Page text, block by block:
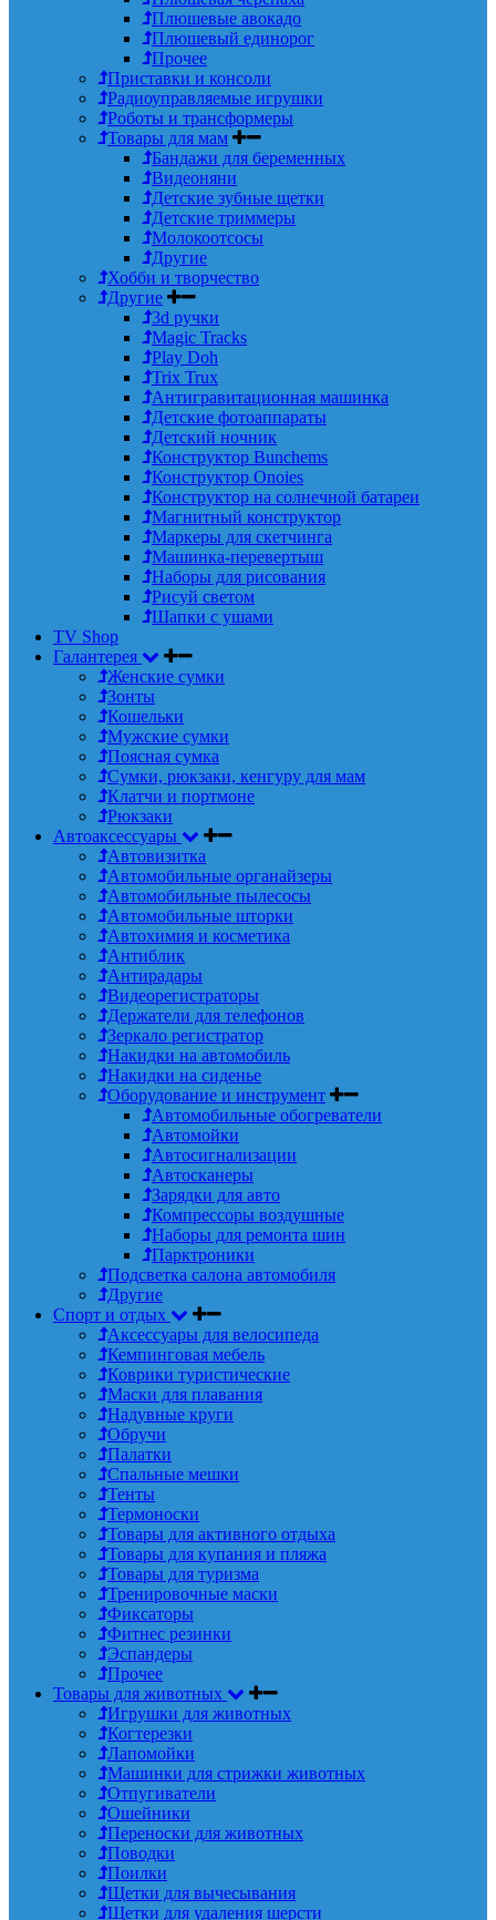
Плюшевые авокадо
Плюшевый единорог
Прочее
Приставки и консоли
Радиоуправляемые игрушки
Роботы и трансформеры
Товары для мам
Бандажи для беременных
Видеоняни
Детские зубные щетки
Детские триммеры
Молокоотсосы
Другие
Хобби и творчество
Другие
3d ручки
Magic Tracks
Play Doh
Trix Trux
Антигравитационная машинка
Детские фотоаппараты
Детский ночник
Конструктор Bunchems
Конструктор Onoies
Конструктор на солнечной батареи
Магнитный конструктор
Маркеры для скетчинга
Машинка-перевертыш
Наборы для рисования
Рисуй светом
Шапки с ушами
TV Shop
Галантерея
Женские сумки
Зонты
Кошельки
Мужские сумки
Поясная сумка
Сумки, рюкзаки, кенгуру для мам
Клатчи и портмоне
Рюкзаки
Автоаксессуары
Автовизитка
Автомобильные органайзеры
Автомобильные пылесосы
Автомобильные шторки
Автохимия и косметика
Антиблик
Антирадары
Видеорегистраторы
Держатели для телефонов
Зеркало регистратор
Накидки на автомобиль
Накидки на сиденье
Оборудование и инструмент
Автомобильные обогреватели
Автомойки
Автосигнализации
Автосканеры
Зарядки для авто
Компрессоры воздушные
Наборы для ремонта шин
Парктроники
Подсветка салона автомобиля
Другие
Спорт и отдых
Аксессуары для велосипеда
Кемпинговая мебель
Коврики туристические
Маски для плавания
Надувные круги
Обручи
Палатки
Спальные мешки
Тенты
Термоноски
Товары для активного отдыха
Товары для купания и пляжа
Товары для туризма
Тренировочные маски
Фиксаторы
Фитнес резинки
Эспандеры
Прочее
Товары для животных
Игрушки для животных
Когтерезки
Лапомойки
Машинки для стрижки животных
Отпугиватели
Ошейники
Переноски для животных
Поводки
Поилки
Щетки для вычесывания
Щетки для удаления шерсти